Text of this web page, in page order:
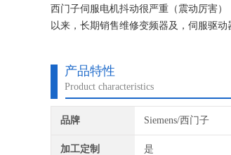
西门子伺服电机抖动很严重（震动厉害
以来，长期销售维修变频器及，伺服驱
产品特性
Product characteristics
品牌 Siemens/西门子
加工定制 是